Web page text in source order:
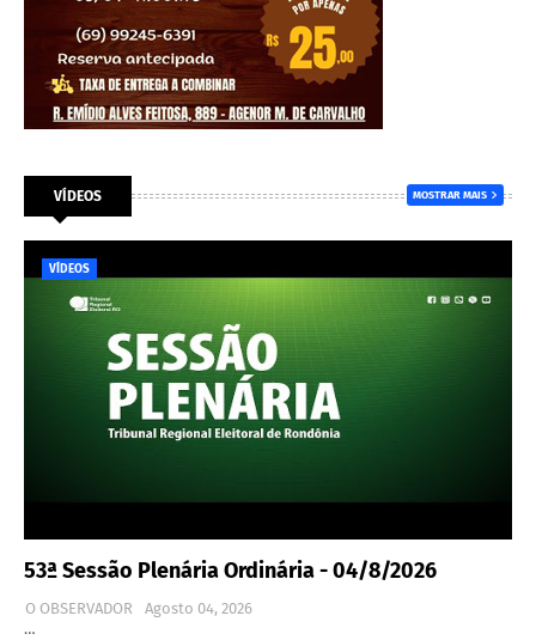
VÍDEOS MOSTRAR MAIS
VÍDEOS
53ª Sessão Plenária Ordinária - 04/8/2026
O OBSERVADOR
Agosto 04, 2026
…